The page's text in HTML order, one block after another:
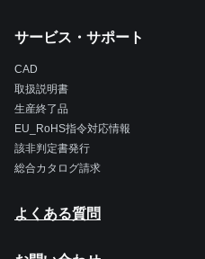
サービス・サポート
CAD
取扱説明書
生産終了品
EU_RoHS指令対応情報
該非判定書発行
総合カタログ請求
よくある質問